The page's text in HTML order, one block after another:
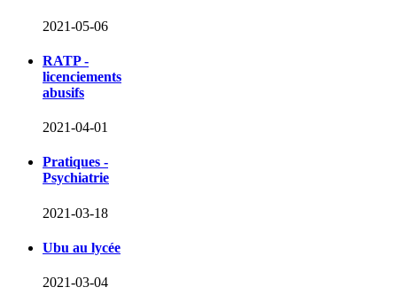
2021-05-06
RATP -
licenciements
abusifs
2021-04-01
Pratiques -
Psychiatrie
2021-03-18
Ubu au lycée
2021-03-04